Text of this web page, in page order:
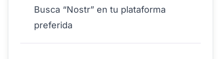
Busca “Nostr” en tu plataforma
preferida